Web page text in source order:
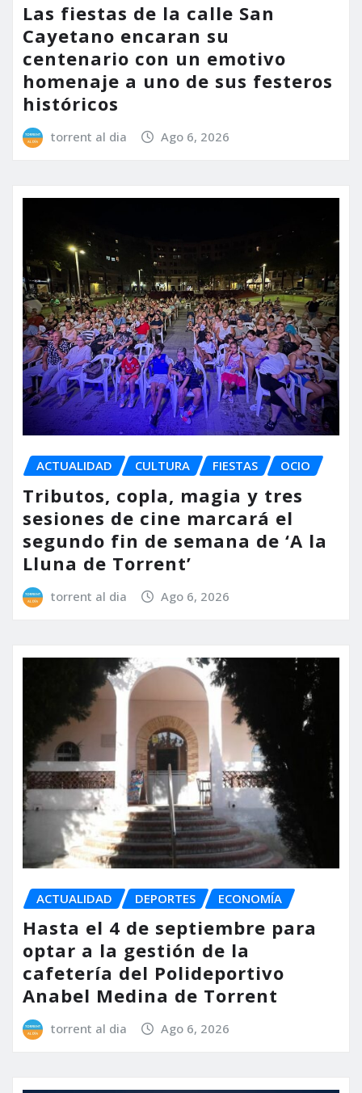
Las fiestas de la calle San
Cayetano encaran su
centenario con un emotivo
homenaje a uno de sus festeros
históricos
torrent al dia Ago 6, 2026
ACTUALIDAD CULTURA FIESTAS OCIO
Tributos, copla, magia y tres
sesiones de cine marcará el
segundo fin de semana de ‘A la
Lluna de Torrent’
torrent al dia Ago 6, 2026
ACTUALIDAD DEPORTES ECONOMÍA
Hasta el 4 de septiembre para
optar a la gestión de la
cafetería del Polideportivo
Anabel Medina de Torrent
torrent al dia Ago 6, 2026